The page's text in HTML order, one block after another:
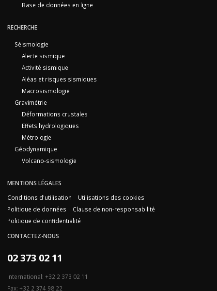
Base de données en ligne
RECHERCHE
Séismologie
Alerte sismique
Activité sismique
Aléas et risques sismiques
Macrosismologie
Gravimétrie
Déformations crustales
Effets hydrologiques
Métrologie
Géodynamique
Volcano-sismologie
MENTIONS LÉGALES
Conditions d'utilisation
Utilisations des cookies
Politique de données
Clause de non-responsabilité
Politique de confidentialité
CONTACTEZ-NOUS
02 373 02 11
International: +32 2 373 02 11
Fax: +32 2 374 98 22